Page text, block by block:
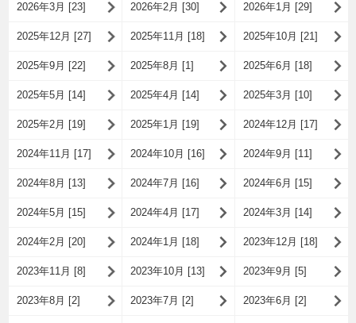
2026年3月 [23] 2026年2月 [30] 2026年1月 [29]
2025年12月 [27] 2025年11月 [18] 2025年10月 [21]
2025年9月 [22] 2025年8月 [1] 2025年6月 [18]
2025年5月 [14] 2025年4月 [14] 2025年3月 [10]
2025年2月 [19] 2025年1月 [19] 2024年12月 [17]
2024年11月 [17] 2024年10月 [16] 2024年9月 [11]
2024年8月 [13] 2024年7月 [16] 2024年6月 [15]
2024年5月 [15] 2024年4月 [17] 2024年3月 [14]
2024年2月 [20] 2024年1月 [18] 2023年12月 [18]
2023年11月 [8] 2023年10月 [13] 2023年9月 [5]
2023年8月 [2] 2023年7月 [2] 2023年6月 [2]